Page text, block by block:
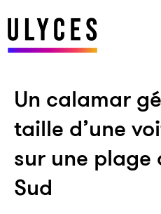
Un calamar
taille d’une
sur une plage
Sud